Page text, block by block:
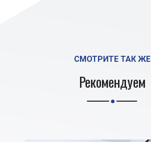
СМОТРИТЕ ТАК ЖЕ
Рекомендуем